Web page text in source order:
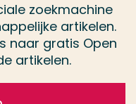
zoekmachine
artikelen.
naar gratis Open
artikelen.